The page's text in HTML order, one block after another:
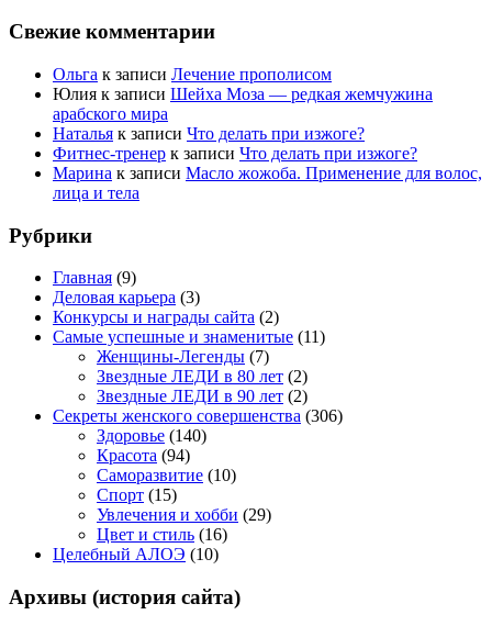
Свежие комментарии
Ольга к записи Лечение прополисом
Юлия к записи Шейха Моза — редкая жемчужина
арабского мира
Наталья к записи Что делать при изжоге?
Фитнес-тренер к записи Что делать при изжоге?
Марина к записи Масло жожоба. Применение для волос,
лица и тела
Рубрики
Главная (9)
Деловая карьера (3)
Конкурсы и награды сайта (2)
Самые успешные и знаменитые (11)
Женщины-Легенды (7)
Звездные ЛЕДИ в 80 лет (2)
Звездные ЛЕДИ в 90 лет (2)
Секреты женского совершенства (306)
Здоровье (140)
Красота (94)
Саморазвитие (10)
Спорт (15)
Увлечения и хобби (29)
Цвет и стиль (16)
Целебный АЛОЭ (10)
Архивы (история сайта)